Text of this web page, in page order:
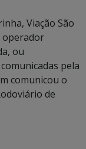
Viação São
operador
ou
pela
comunicou o
de